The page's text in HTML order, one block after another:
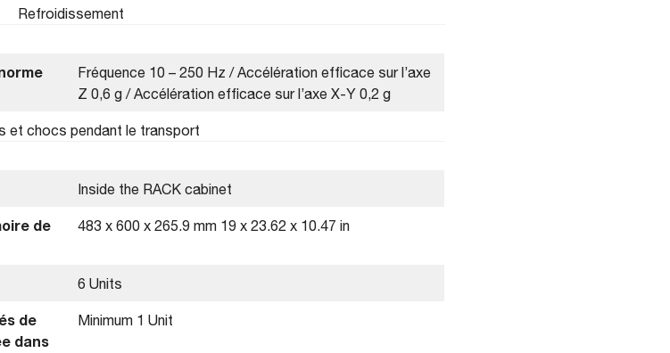
Refroidissement
Fréquence 10 – 250 Hz / Accélération efficace sur l’axe
Z 0,6 g / Accélération efficace sur l’axe X-Y 0,2 g
et chocs pendant le transport
Inside the RACK cabinet
de
483 x 600 x 265.9 mm 19 x 23.62 x 10.47 in
6 Units
de
dans
Minimum 1 Unit